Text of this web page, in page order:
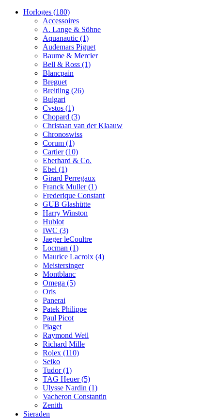
Horloges (180)
Accessoires
A. Lange & Söhne
Aquanautic (1)
Audemars Piguet
Baume & Mercier
Bell & Ross (1)
Blancpain
Breguet
Breitling (26)
Bulgari
Cvstos (1)
Chopard (3)
Christaan van der Klaauw
Chronoswiss
Corum (1)
Cartier(10)
Eberhard & Co.
Ebel (1)
Girard Perregaux
Franck Muller(1)
Frederique Constant
GUB Glashütte
Harry Winston
Hublot
IWC (3)
Jaeger leCoultre
Locman (1)
Maurice Lacroix (4)
Meistersinger
Montblanc
Omega (5)
Oris
Panerai
Patek Philippe
Paul Picot
Piaget
Raymond Weil
Richard Mille
Rolex (110)
Seiko
Tudor(1)
TAG Heuer(5)
Ulysse Nardin (1)
Vacheron Constantin
Zenith
Sieraden